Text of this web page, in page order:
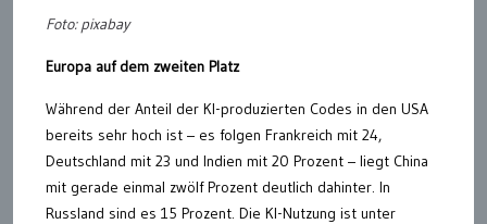
Foto: pixabay
Europa auf dem zweiten Platz
Während der Anteil der KI-produzierten Codes in den USA
bereits sehr hoch ist – es folgen Frankreich mit 24,
Deutschland mit 23 und Indien mit 20 Prozent – liegt China
mit gerade einmal zwölf Prozent deutlich dahinter. In
Russland sind es 15 Prozent. Die KI-Nutzung ist unter